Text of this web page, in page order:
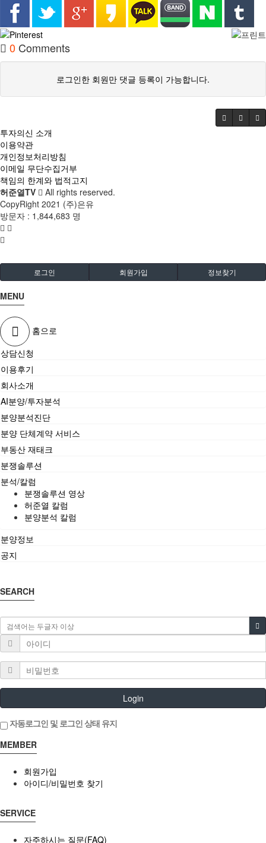
0 Comments
로그인한 회원만 댓글 등록이 가능합니다.
투자의신 소개
이용약관
개인정보처리방침
이메일 무단수집거부
책임의 한계와 법적고지
허준열TV
All rights reserved.
CopyRight 2021 (주)은유
방문자 : 1,844,683 명
로그인 회원가입 정보찾기
MENU
홈으로
상담신청
이용후기
회사소개
AI분양/투자분석
분양분석진단
분양 단체계약 서비스
부동산 재태크
분쟁솔루션
분석/칼럼
분쟁솔루션 영상
허준열 칼럼
분양분석 칼럼
분양정보
공지
SEARCH
Login
자동로그인 및 로그인 상태 유지
MEMBER
회원가입
아이디/비밀번호 찾기
SERVICE
자주하시는 질문(FAQ)